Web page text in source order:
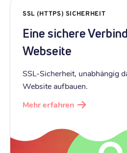
SSL (HTTPS) SICHERHEIT
Eine sichere
Webseite
SSL-Sicherheit, unabhängig
Website aufbauen.
Mehr erfahren